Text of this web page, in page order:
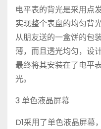
电平表的背光是采用点
实现整个表盘的均匀背
从朋友送的一盒饼的包
薄，而且透光均匀，设
最终将其安装在了电平
光。
3 单色液晶屏幕
D1采用了单色液晶屏幕